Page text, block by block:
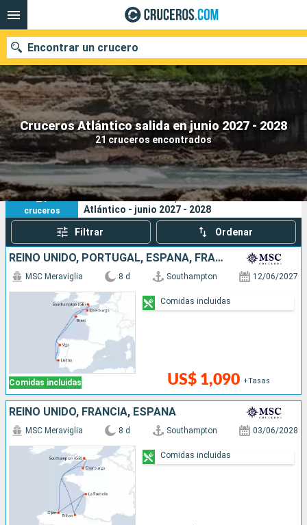
Cruceros Atlántico salida en junio 2027 - 2028
21 cruceros encontrados
Encontrar un crucero
Nuestros destinos
Fecha de salida
Puertos Compañías
Buscar
21
cruceros
Sus criterios de búsqueda:
Atlántico - junio 2027 - 2028
Filtrar Ordenar
REINO UNIDO, PORTUGAL, ESPAÑA, FRANCIA
Comidas incluidas
MSC Meraviglia 8 d Southampton 12/06/2027
US$ 1,090 +Tasas
Comidas incluidas
REINO UNIDO, FRANCIA, ESPAÑA
MSC Meraviglia 8 d Southampton 03/06/2028
Comidas incluidas